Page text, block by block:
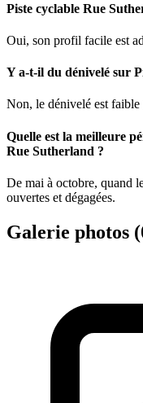
Piste cyclable Rue
Oui, son profil facile est
Y a-t-il du dénivelé sur
Non, le dénivelé est faible
Quelle est la meilleure
Rue Sutherland ?
De mai à octobre, quand
ouvertes et dégagées.
Galerie photos (